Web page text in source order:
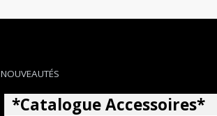
NOUVEAUTÉS
*Catalogue Accessoires*